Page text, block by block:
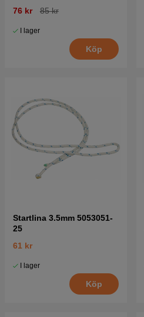
76 kr 85 kr
I lager
Köp
Startlina 3.5mm 5053051-
25
61 kr
I lager
Köp